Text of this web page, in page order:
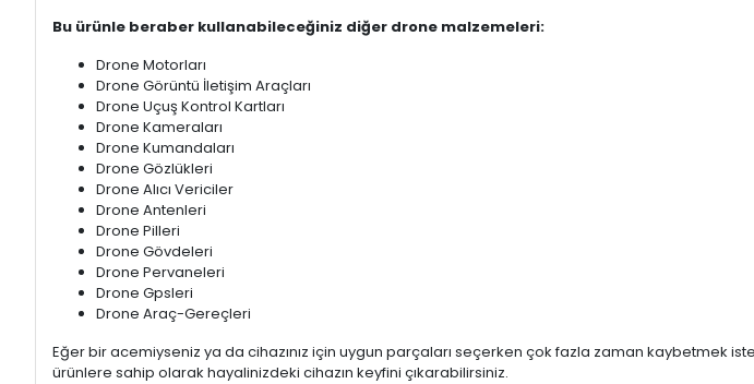
Bu ürünle beraber kullanabileceğiniz diğer drone malzemeleri:
Drone Motorları
Drone Görüntü İletişim Araçları
Drone Uçuş Kontrol Kartları
Drone Kameraları
Drone Kumandaları
Drone Gözlükleri
Drone Alıcı Vericiler
Drone Antenleri
Drone Pilleri
Drone Gövdeleri
Drone Pervaneleri
Drone Gpsleri
Drone Araç-Gereçleri
Eğer bir acemiyseniz ya da cihazınız için uygun parçaları seçerken çok fazla zaman kaybetmek
ürünlere sahip olarak hayalinizdeki cihazın keyfini çıkarabilirsiniz.